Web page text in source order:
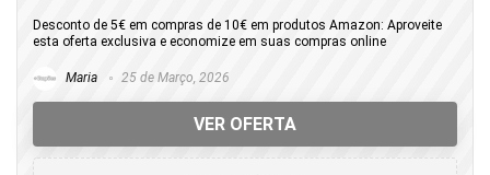
Desconto de 5€ em compras de 10€ em produtos Amazon: Aproveite
esta oferta exclusiva e economize em suas compras online
Maria 25 de Março, 2026
VER OFERTA